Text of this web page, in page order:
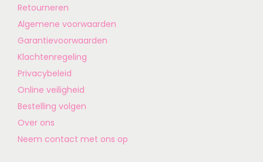
Retourneren
Algemene voorwaarden
Garantievoorwaarden
Klachtenregeling
Privacybeleid
Online veiligheid
Bestelling volgen
Over ons
Neem contact met ons op